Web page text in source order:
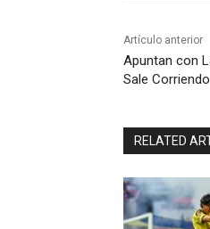
Artículo anterior
Apuntan con
Sale Corriendo
RELATED